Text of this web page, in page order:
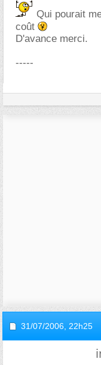
Qui pourait
coût
D'avance merci.
-----
31/07/2006, 22h25